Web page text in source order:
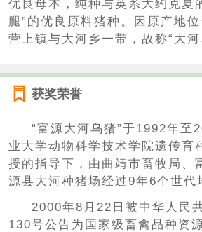
优良母本，纯种与英系大约克夏
腿”的优良原料猪种。因原产地
营上镇与大河乡一带，故称“大河
获奖荣誉
“富源大河乌猪”于1992年至
业大学动物科学技术学院遗传育
授的指导下，由曲靖市畜牧局、
源县大河种猪场经过9年6个世代
2000年8月22日被中华人民
130号公告为国家级畜禽品种资